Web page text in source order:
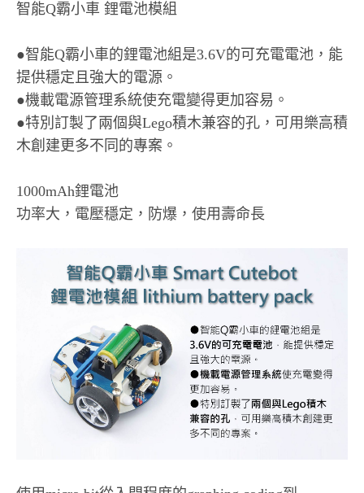
智能Q霸小車 鋰電池模組
●智能Q霸小車的鋰電池組是3.6V的可充電電池，能
提供穩定且強大的電源。
●機載電源管理系統使充電變得更加容易。
●特別訂製了兩個與Lego積木兼容的孔，可用樂高積
木創建更多不同的專案。
1000mAh鋰電池
功率大，電壓穩定，防爆，使用壽命長